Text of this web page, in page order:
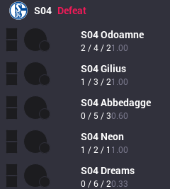
S04 Defeat
S04Odoamne
2 / 4 / 21.00
S04Gilius
1 / 3 / 21.00
S04Abbedagge
0 / 5 / 30.60
S04 Neon
1 / 2 / 1 1.00
S04 Dreams
0 / 6 / 20.33